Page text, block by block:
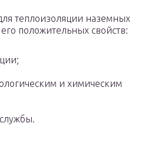
теплоизоляции наземных
положительных свойств:
и химическим